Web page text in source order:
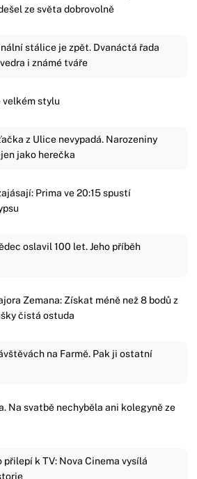
ze světa dobrovolně
stálice je zpět. Dvanáctá řada
i známé tváře
velkém stylu
z Ulice nevypadá. Narozeniny
jako herečka
Prima ve 20:15 spustí
oslavil 100 let. Jeho příběh
Zemana: Získat méně než 8 bodů z
čistá ostuda
na Farmě. Pak ji ostatní
Na svatbě nechyběla ani kolegyně ze
přilepí k TV: Nova Cinema vysílá